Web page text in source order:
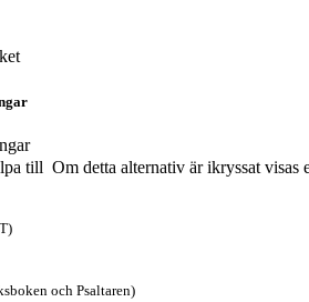
till Om detta alternativ är ikryssat
och Psaltaren)